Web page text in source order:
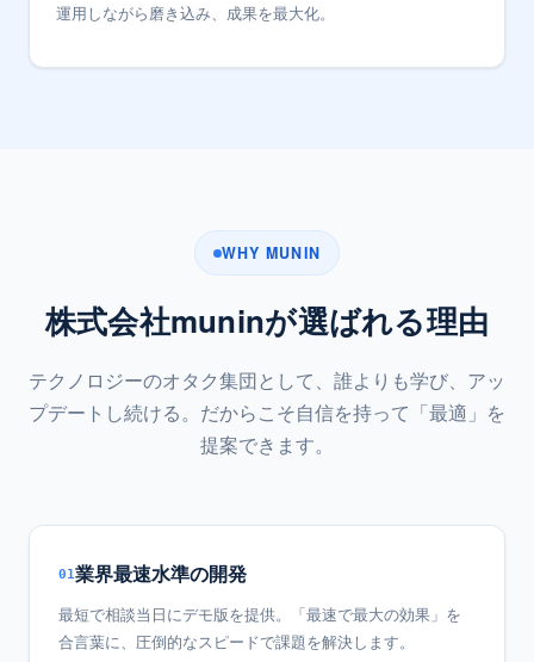
運用しながら磨き込み、成果を最大化。
WHY MUNIN
株式会社muninが選ばれる理由
テクノロジーのオタク集団として、誰よりも学び、アッ
プデートし続ける。だからこそ自信を持って「最適」を
提案できます。
01業界最速水準の開発
最短で相談当日にデモ版を提供。「最速で最大の効果」を
合言葉に、圧倒的なスピードで課題を解決します。